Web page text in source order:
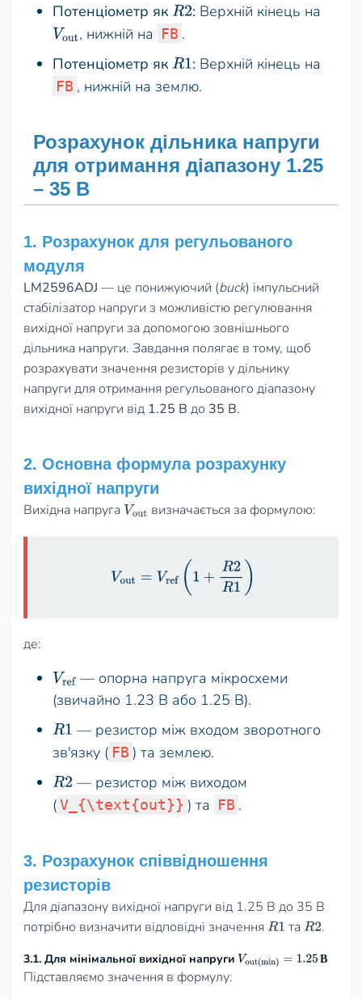
Потенціометр як R2: Верхній кінець на
Vout, нижній на FB .
Потенціометр як R1: Верхній кінець на
FB , нижній на землю.
Розрахунок дільника напруги
для отримання діапазону 1.25
– 35 В
1. Розрахунок для регульованого
модуля
LM2596ADJ — це понижуючий (buck) імпульсний
стабілізатор напруги з можливістю регулювання
вихідної напруги за допомогою зовнішнього
дільника напруги. Завдання полягає в тому, щоб
розрахувати значення резисторів у дільнику
напруги для отримання регульованого діапазону
вихідної напруги від 1.25 В до 35 В.
2. Основна формула розрахунку
вихідної напруги
Вихідна напруга Vout визначається за формулою:
=V ( 1+ R R1)
де:
Vref — опорна напруга мікросхеми
(звичайно 1.23 В або 1.25 В).
R1 — резистор між входом зворотного
зв'язку ( FB ) та землею.
R2 — резистор між виходом
(V_{\text{out}} ) та FB .
3. Розрахунок співвідношення
резисторів
Для діапазону вихідної напруги від 1.25 В до 35 В
потрібно визначити відповідні значенняR1 таR2.
3.1. Для мінімальної вихідної напруги В
Vout(min)= 1.25В
Підставляємо значення в формулу: